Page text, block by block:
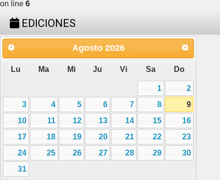
on line 6
EDICIONES
Agosto 2026
Lu Ma Mi Ju Vi Sa Do
1
2
3
4 5 6 7 8
9
10
11 12 13 14 15
16
17
18 19 20 21 22
23
24
25 26 27 28 29
30
31